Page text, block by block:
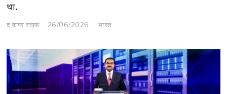
था.
द वायर स्टाफ 26/06/2026 भारत